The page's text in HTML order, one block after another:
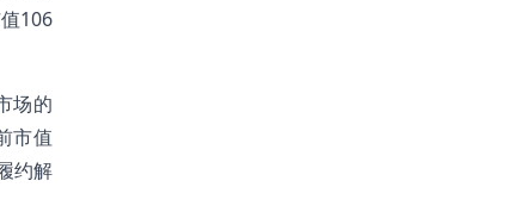
106
场的
市值
约解